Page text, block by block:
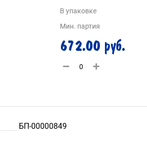
В упаковке
Мин. партия
672.00 руб.
БП-00000849